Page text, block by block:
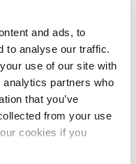
and ads, to
to analyse our traffic.
use of our site with
partners who
that you’ve
from your use
cookies if you
dans le monde entier.
BMA offre des
solutions
que des
systèmes de
BMA Automation
Allemagne
USA